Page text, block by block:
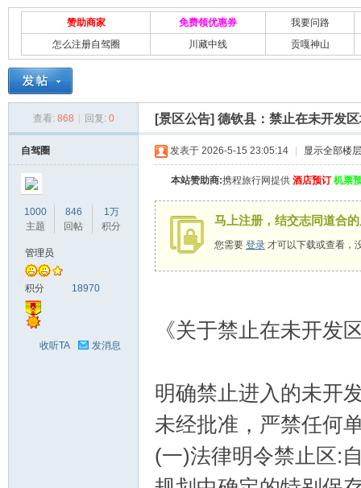
索
自 » › › ›
赞助商家 免费领优惠券
我要问路
怎么注册自驾圈
川藏中线 贡嘎神山
查看: 868 回复: 0 [景区公告] 德钦县：禁止在未开发
自驾圈
1000
主题
846
回帖
1万
积分
管理员
积分 18970
收听TA 发消息
发表于 2026-5-15 23:05:14 显示全部楼层
本站赞助商:携程旅行网提供 酒店预订 机票
马上注册，结交志同道合
您需要 登录 才可以下载或查看，
《关于禁止在未开发
明确禁止进入的未开
未经批准，严禁任何
(一)法律明令禁止区: